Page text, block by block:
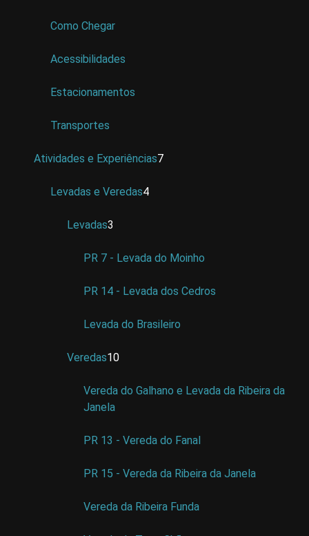
Como Chegar
Acessibilidades
Estacionamentos
Transportes
Atividades e Experiências7
Levadas e Veredas4
Levadas3
PR 7 - Levada do Moinho
PR 14 - Levada dos Cedros
Levada do Brasileiro
Veredas10
Vereda do Galhano e Levada da Ribeira da
Janela
PR 13 - Vereda do Fanal
PR 15 - Vereda da Ribeira da Janela
Vereda da Ribeira Funda